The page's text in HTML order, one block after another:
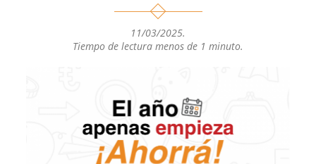
11/03/2025.
Tiempo de lectura menos de 1 minuto.